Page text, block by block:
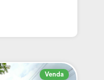
Venda